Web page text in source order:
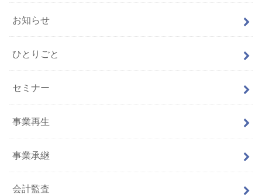
お知らせ
ひとりごと
セミナー
事業再生
事業承継
会計監査